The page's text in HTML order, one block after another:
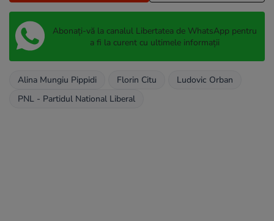
Abonați-vă la canalul Libertatea de WhatsApp pentru
a fi la curent cu ultimele informații
Alina Mungiu Pippidi Florin Citu
Ludovic Orban
PNL - Partidul National Liberal